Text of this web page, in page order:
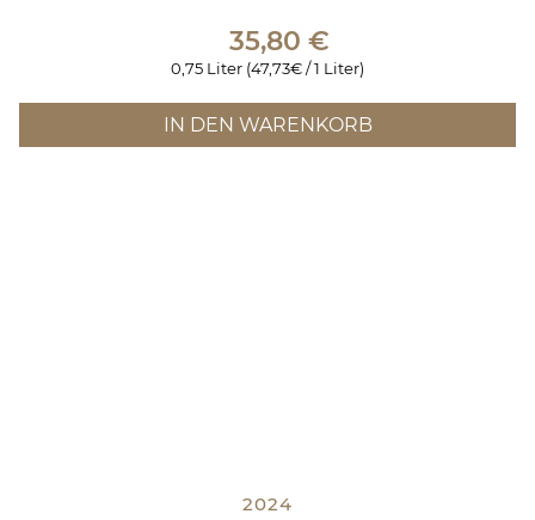
35,80 €
0,75 Liter (47,73€ / 1 Liter)
IN DEN WARENKORB
2024